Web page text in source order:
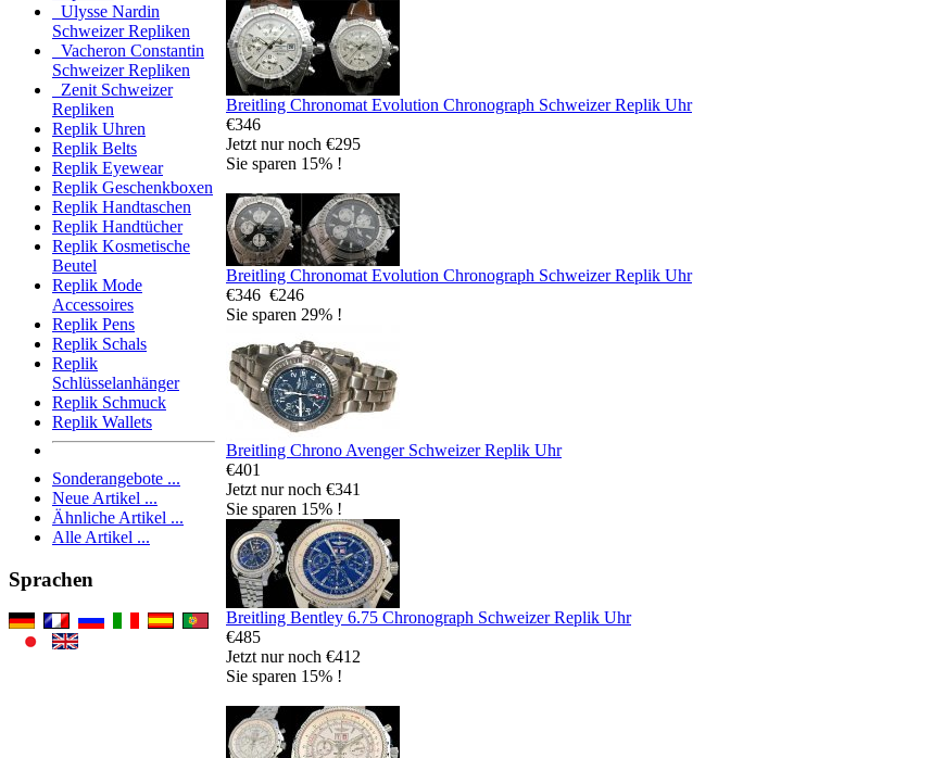
Ulysse Nardin
Schweizer Repliken
Vacheron Constantin
Schweizer Repliken
Zenit Schweizer
Repliken
Replik Uhren
Replik Belts
Replik Eyewear
Replik Geschenkboxen
Replik Handtaschen
Replik Handtücher
Replik Kosmetische
Beutel
Replik Mode
Accessoires
Replik Pens
Replik Schals
Replik
Schlüsselanhänger
Replik Schmuck
Replik Wallets
Sonderangebote ...
Neue Artikel ...
Ähnliche Artikel ...
Alle Artikel ...
Sprachen
Breitling Chronomat Evolution Chronograph Schweizer Replik Uhr
€346
Jetzt nur noch €295
Sie sparen 15% !
Breitling Chronomat Evolution Chronograph Schweizer Replik Uhr
€346 €246
Sie sparen 29% !
Breitling Chrono Avenger Schweizer Replik Uhr
€401
Jetzt nur noch €341
Sie sparen 15% !
Breitling Bentley 6.75 Chronograph Schweizer Replik Uhr
€485
Jetzt nur noch €412
Sie sparen 15% !